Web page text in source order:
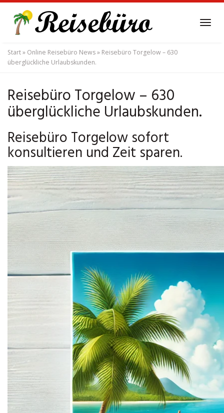
main
content
Start» Online Reisebüro News» Reisebüro Torgelow – 630
überglückliche Urlaubskunden.
Reisebüro Torgelow – 630
überglückliche Urlaubskunden.
Reisebüro Torgelow sofort
konsultieren und Zeit sparen.